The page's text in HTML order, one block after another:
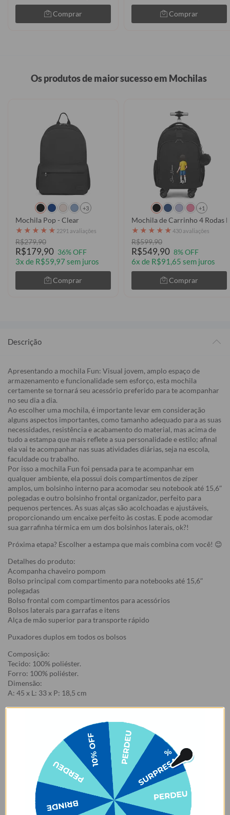
Comprar Comprar
Os produtos de maior sucesso em Mochilas
+3
Mochila Pop - Clear
★ ★ ★ ★ ★ 2291 avaliações
R$279,90
R$179,90 36% OFF
3x de R$59,97 sem juros
Comprar
+1
Mochila de Carrinho 4 Rodas
★ ★ ★ ★ ★ 430 avaliações
R$599,90
R$549,90 8% OFF
6x de R$91,65 sem juros
Comprar
Descrição
Apresentando a mochila Fun: Visual jovem, amplo espaço de
armazenamento e funcionalidade sem esforço, esta mochila
certamente se tornará seu acessório preferido para te acompanhar
no seu dia a dia.
Ao escolher uma mochila, é importante levar em consideração
alguns aspectos importantes, como tamanho adequado para as suas
necessidades, resistência e acabamento do material, mas acima de
tudo a estampa que mais reflete a sua personalidade e estilo; afinal
ela vai te acompanhar nas suas atividades diárias, seja na escola,
faculdade ou trabalho.
Por isso a mochila Fun foi pensada para te acompanhar em
qualquer ambiente, ela possui dois compartimentos de zíper
amplos, um bolsinho interno para acomodar seu notebook até 15,6”
polegadas e outro bolsinho frontal organizador, perfeito para
pequenos pertences. As suas alças são acolchoadas e ajustáveis,
proporcionando um encaixe perfeito às costas. E pode acomodar
sua garrafinha térmica em um dos bolsinhos laterais, ok?!
Próxima etapa? Escolher a estampa que mais combina com você! 😊
Detalhes do produto:
Acompanha chaveiro pompom
Bolso principal com compartimento para notebooks até 15,6”
polegadas
Bolso frontal com compartimentos para acessórios
Bolsos laterais para garrafas e itens
Alça de mão superior para transporte rápido
Puxadores duplos em todos os bolsos
Composição:
Tecido: 100% poliéster.
Forro: 100% poliéster.
Dimensão:
A: 45 x L: 33 x P: 18,5 cm
Litragem: 27L
Como cuidar da sua Mochila Fun
Limpe o seu produto com um pano levemente umedecido,
utilizando sabão neutro. Seque os puxadores e a etiqueta com pano
seco após a limpeza e deixe a peça secar à sombra.
Não deixar de molho, não pôr na máquina de lavar/secar ou secar
ao sol, ok?
Para deixar sua mochila incrível, siga corretamente as instruções
para lavagem.